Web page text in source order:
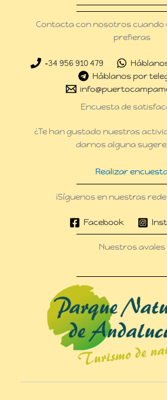
Contacta con nosotros cuando
prefieras
+34 956 910 479
Háblanos por
Encuesta de
¿Te han gustado nuestras
darnos alguna
Realizar
¡Síguenos en nuestras
Facebook
Nuestros avales